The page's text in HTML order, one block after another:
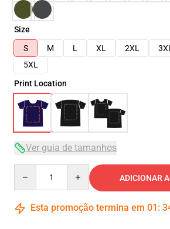
Size
S
M L XL 2XL 3XL
5XL
Print Location
Ver guia de tamanhos
ADICIONAR
Esta promoção termina em 01 :